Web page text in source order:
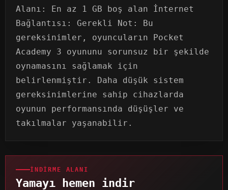
Alanı: En az 1 GB boş alan İnternet
Bağlantısı: Gerekli Not: Bu
gereksinimler, oyuncuların Pocket
Academy 3 oyununu sorunsuz bir şekilde
oynamasını sağlamak için
belirlenmiştir. Daha düşük sistem
gereksinimlerine sahip cihazlarda
oyunun performansında düşüşler ve
takılmalar yaşanabilir.
İNDIRME ALANI
Yamayı hemen indir